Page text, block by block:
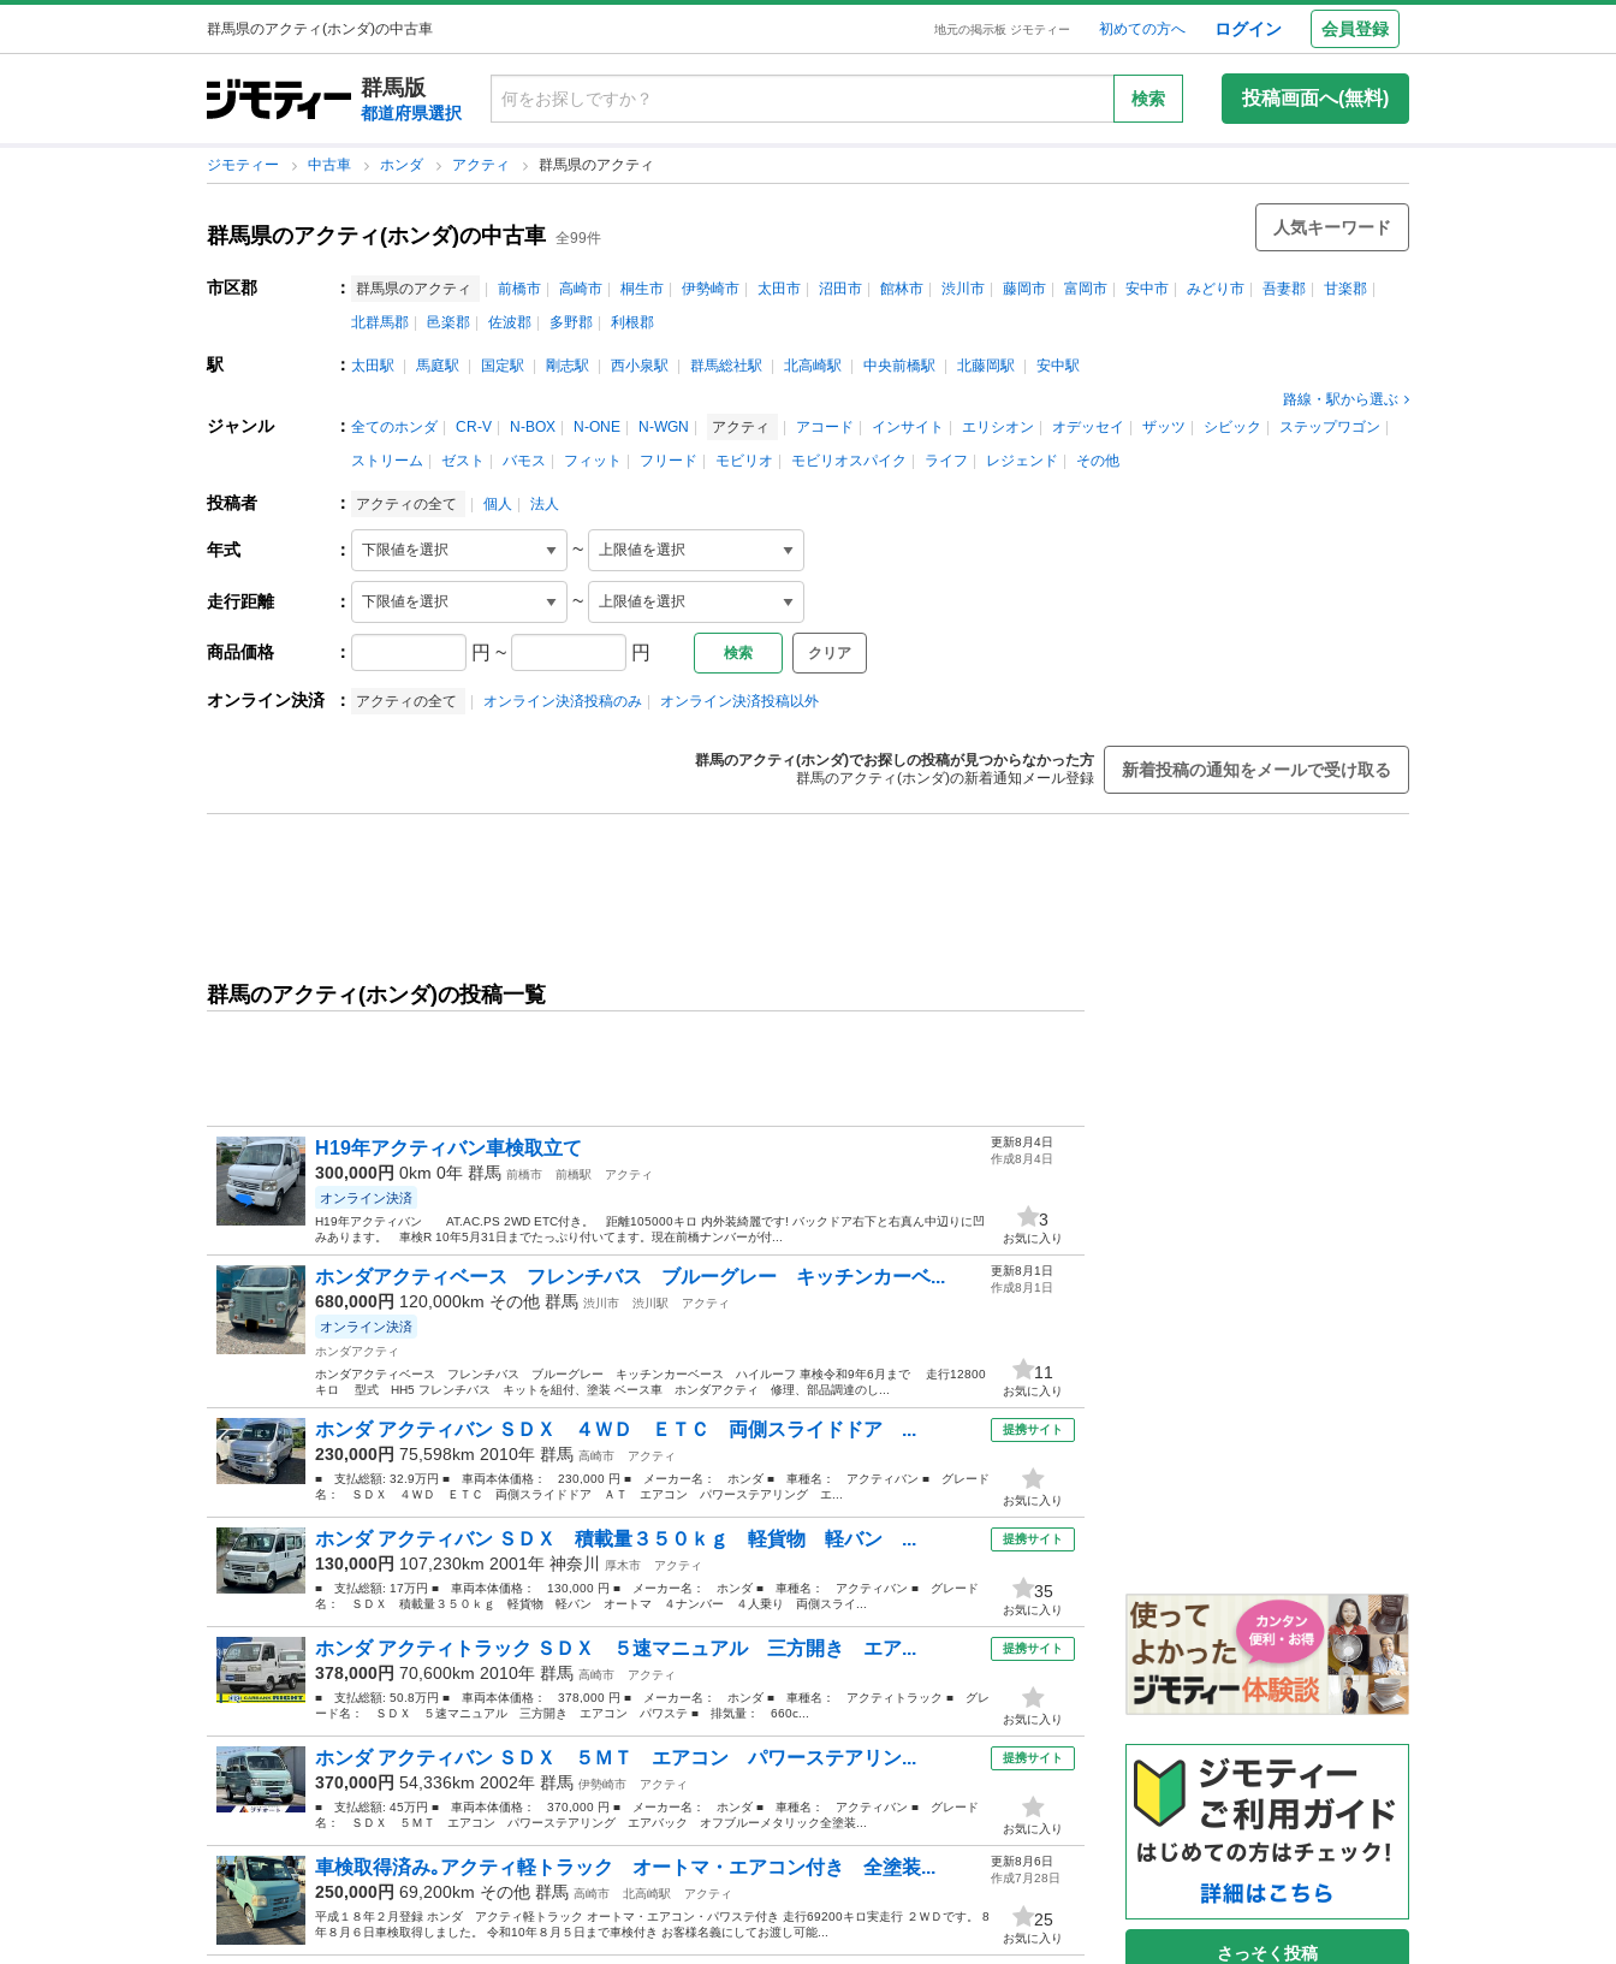
群馬県のアクティ(ホンダ)の中古車 地元の掲示板 ジモティー 初めての方へ ログイン 会員登録
群馬版
都道府県選択
検索 投稿画面へ(無料)
ジモティー 中古車 ホンダ アクティ 群馬県のアクティ
群馬県のアクティ(ホンダ)の中古車 全99件
人気キーワード
市区郡 ： 群馬県のアクティ 前橋市 高崎市 桐生市 伊勢崎市 太田市 沼田市 館林市 渋川市 藤岡市 富岡市 安中市 みどり市 吾妻郡
甘楽郡
北群馬郡
邑楽郡 佐波郡 多野郡 利根郡
駅 ： 太田駅 馬庭駅 国定駅 剛志駅 西小泉駅 群馬総社駅 北高崎駅 中央前橋駅 北藤岡駅
安中駅
路線・駅から選ぶ
ジャンル ： 全てのホンダ CR-V N-BOX N-ONE N-WGN アクティ アコード インサイト エリシオン オデッセイ ザッツ シビック
ステップワゴン
ストリーム
ゼスト バモス フィット フリード モビリオ モビリオスパイク ライフ レジェンド その他
投稿者 ： アクティの全て 個人 法人
年式 ： ~
走行距離 ： ~
商品価格 ： 円 ~ 円 クリア
オンライン決済 ： アクティの全て オンライン決済投稿のみ オンライン決済投稿以外
群馬のアクティ(ホンダ)でお探しの投稿が見つからなかった方
群馬のアクティ(ホンダ)の新着通知メール登録
新着投稿の通知をメールで受け取る
群馬のアクティ(ホンダ)の投稿一覧
H19年アクティバン車検取立て
300,000円 0km 0年 群馬 前橋市 前橋駅 アクティ
オンライン決済
H19年アクティバン AT.AC.PS 2WD ETC付き。 距離105000キロ 内外装綺麗です! バックドア右下と右真ん中辺りに凹
みあります。 車検R 10年5月31日までたっぷり付いてます。現在前橋ナンバーが付...
更新8月4日
作成8月4日
3
お気に入り
ホンダアクティベース フレンチバス ブルーグレー キッチンカーベ...
680,000円 120,000km その他 群馬 渋川市 渋川駅 アクティ
オンライン決済
ホンダアクティ
ホンダアクティベース フレンチバス ブルーグレー キッチンカーベース ハイルーフ 車検令和9年6月まで 走行12800
キロ 型式 HH5 フレンチバス キットを組付、塗装 ベース車 ホンダアクティ 修理、部品調達のし...
更新8月1日
作成8月1日
11
お気に入り
ホンダ アクティバン ＳＤＸ ４ＷＤ ＥＴＣ 両側スライドドア ...
230,000円 75,598km 2010年 群馬 高崎市
アクティ
■ 支払総額: 32.9万円 ■ 車両本体価格： 230,000 円 ■ メーカー名： ホンダ ■ 車種名： アクティバン ■ グレード
名： ＳＤＸ ４ＷＤ ＥＴＣ 両側スライドドア ＡＴ エアコン パワーステアリング エ...
提携サイト
お気に入り
ホンダ アクティバン ＳＤＸ 積載量３５０ｋｇ 軽貨物 軽バン ...
130,000円 107,230km 2001年 神奈川 厚木市
アクティ
■ 支払総額: 17万円 ■ 車両本体価格： 130,000 円 ■ メーカー名： ホンダ ■ 車種名： アクティバン ■ グレード
名： ＳＤＸ 積載量３５０ｋｇ 軽貨物 軽バン オートマ ４ナンバー ４人乗り 両側スライ...
提携サイト
35
お気に入り
ホンダ アクティトラック ＳＤＸ ５速マニュアル 三方開き エア...
378,000円 70,600km 2010年 群馬 高崎市
アクティ
■ 支払総額: 50.8万円 ■ 車両本体価格： 378,000 円 ■ メーカー名： ホンダ ■ 車種名： アクティトラック ■ グレ
ード名： ＳＤＸ ５速マニュアル 三方開き エアコン パワステ ■ 排気量： 660c...
提携サイト
お気に入り
ホンダ アクティバン ＳＤＸ ５ＭＴ エアコン パワーステアリン...
370,000円 54,336km 2002年 群馬 伊勢崎市
アクティ
■ 支払総額: 45万円 ■ 車両本体価格： 370,000 円 ■ メーカー名： ホンダ ■ 車種名： アクティバン ■ グレード
名： ＳＤＸ ５ＭＴ エアコン パワーステアリング エアバック オフブルーメタリック全塗装...
提携サイト
お気に入り
車検取得済み｡アクティ軽トラック オートマ・エアコン付き 全塗装...
250,000円 69,200km その他 群馬 高崎市 北高崎駅
アクティ
平成１８年２月登録 ホンダ アクティ軽トラック オートマ・エアコン・パワステ付き 走行69200キロ実走行 ２ＷＤです。 8
年８月６日車検取得しました。 令和10年８月５日まで車検付き お客様名義にしてお渡し可能...
更新8月6日
作成7月28日
25
お気に入り
さっそく投稿